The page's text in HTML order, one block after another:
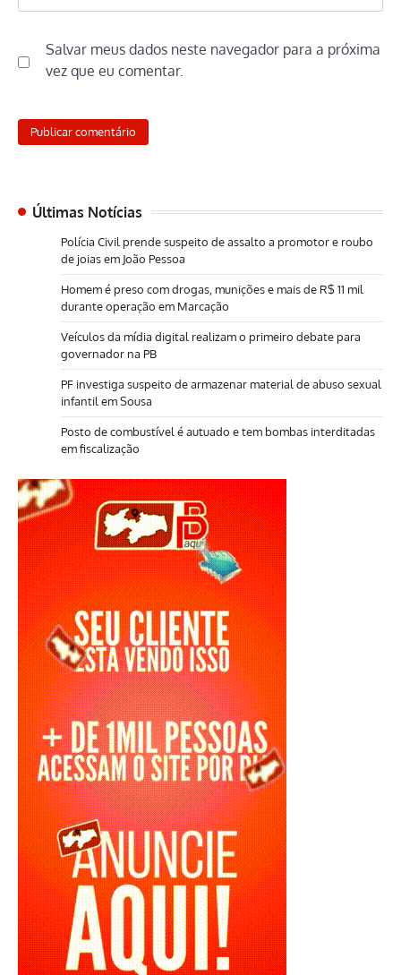
Salvar meus dados neste navegador para a próxima
vez que eu comentar.
Últimas Notícias
Polícia Civil prende suspeito de assalto a promotor e roubo
de joias em João Pessoa
Homem é preso com drogas, munições e mais de R$ 11 mil
durante operação em Marcação
Veículos da mídia digital realizam o primeiro debate para
governador na PB
PF investiga suspeito de armazenar material de abuso sexual
infantil em Sousa
Posto de combustível é autuado e tem bombas interditadas
em fiscalização